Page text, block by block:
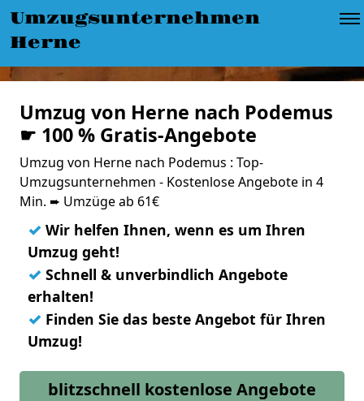
Umzugsunternehmen
Herne
Umzug von Herne nach Podemus
☛ 100 % Gratis-Angebote
Umzug von Herne nach Podemus : Top-
Umzugsunternehmen - Kostenlose Angebote in 4
Min. ➨ Umzüge ab 61€
✓ Wir helfen Ihnen, wenn es um Ihren
Umzug geht!
✓ Schnell & unverbindlich Angebote
erhalten!
✓ Finden Sie das beste Angebot für Ihren
Umzug!
blitzschnell kostenlose Angebote